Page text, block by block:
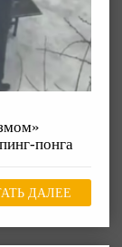
понга
ДАЛЕЕ